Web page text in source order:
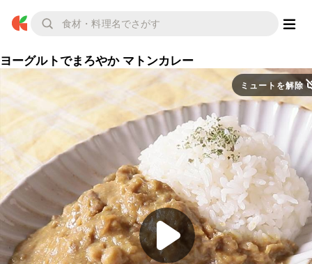
ヨーグルトでまろやか マトンカレー
ミュートを解除